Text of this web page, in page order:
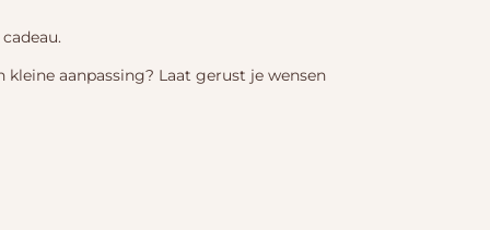
aanpassing? Laat gerust je wensen